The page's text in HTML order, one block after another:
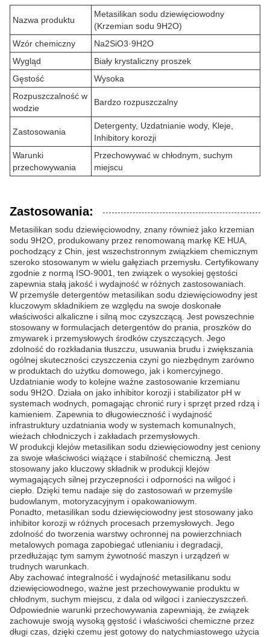
Nazwa produktu
Metasilikan sodu dziewięciowodny
(Krzemian sodu 9H2O)
Wzór chemiczny
Na2SiO3·9H2O
Wygląd
Biały krystaliczny proszek
Gęstość
Wysoka
Rozpuszczalność w
wodzie
Bardzo rozpuszczalny
Zastosowania
Detergenty, Uzdatnianie wody, Kleje,
Inhibitory korozji
Warunki
przechowywania
Przechowywać w chłodnym, suchym
miejscu
Zastosowania:
Metasilikan sodu dziewięciowodny, znany również jako krzemian
sodu 9H2O, produkowany przez renomowaną markę KE HUA,
pochodzący z Chin, jest wszechstronnym związkiem chemicznym
szeroko stosowanym w wielu gałęziach przemysłu. Certyfikowany
zgodnie z normą ISO-9001, ten związek o wysokiej gęstości
zapewnia stałą jakość i wydajność w różnych zastosowaniach.
W przemyśle detergentów metasilikan sodu dziewięciowodny jest
kluczowym składnikiem ze względu na swoje doskonałe
właściwości alkaliczne i silną moc czyszczącą. Jest powszechnie
stosowany w formulacjach detergentów do prania, proszków do
zmywarek i przemysłowych środków czyszczących. Jego
zdolność do rozkładania tłuszczu, usuwania brudu i zwiększania
ogólnej skuteczności czyszczenia czyni go niezbędnym zarówno
w produktach do użytku domowego, jak i komercyjnego.
Uzdatnianie wody to kolejne ważne zastosowanie krzemianu
sodu 9H2O. Działa on jako inhibitor korozji i stabilizator pH w
systemach wodnych, pomagając chronić rury i sprzęt przed rdzą i
kamieniem. Zapewnia to długowieczność i wydajność
infrastruktury uzdatniania wody w systemach komunalnych,
wieżach chłodniczych i zakładach przemysłowych.
W produkcji klejów metasilikan sodu dziewięciowodny jest ceniony
za swoje właściwości wiążące i stabilność chemiczną. Jest
stosowany jako kluczowy składnik w produkcji klejów
wymagających silnej przyczepności i odporności na wilgoć i
ciepło. Dzięki temu nadaje się do zastosowań w przemyśle
budowlanym, motoryzacyjnym i opakowaniowym.
Ponadto, metasilikan sodu dziewięciowodny jest stosowany jako
inhibitor korozji w różnych procesach przemysłowych. Jego
zdolność do tworzenia warstwy ochronnej na powierzchniach
metalowych pomaga zapobiegać utlenianiu i degradacji,
przedłużając tym samym żywotność maszyn i urządzeń w
trudnych warunkach.
Aby zachować integralność i wydajność metasilikanu sodu
dziewięciowodnego, ważne jest przechowywanie produktu w
chłodnym, suchym miejscu, z dala od wilgoci i zanieczyszczeń.
Odpowiednie warunki przechowywania zapewniają, że związek
zachowuje swoją wysoką gęstość i właściwości chemiczne przez
długi czas, dzięki czemu jest gotowy do natychmiastowego użycia